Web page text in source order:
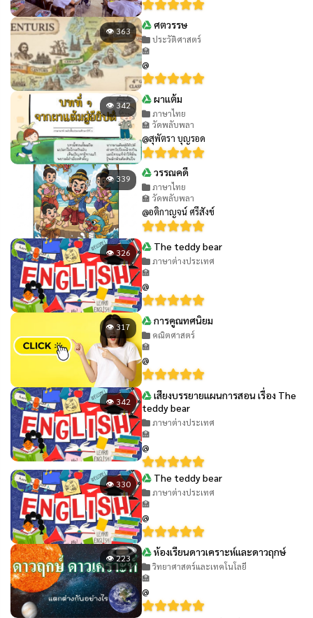
👁 363 ศตวรรษ
ประวัติศาสตร์
🏫
@
👁 342 ผาแต้ม
ภาษาไทย
🏫 วัดพลับพลา
@สุพัตรา บุญรอด
👁 339 วรรณคดี
ภาษาไทย
🏫 วัดพลับพลา
@อติกาญจน์ ศรีสังข์
👁 326 The teddy bear
ภาษาต่างประเทศ
🏫
@
👁 317 การคูณทศนิยม
คณิตศาสตร์
🏫
@
👁 342
เสียงบรรยายแผนการสอน เรื่อง The
teddy bear
ภาษาต่างประเทศ
🏫
@
👁 330 The teddy bear
ภาษาต่างประเทศ
🏫
@
👁 223 ห้องเรียนดาวเคราะห์และดาวฤกษ์
วิทยาศาสตร์และเทคโนโลยี
🏫
@